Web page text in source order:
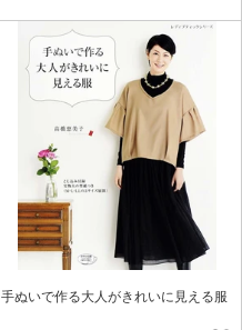
手ぬいで作る大人がきれいに見える服